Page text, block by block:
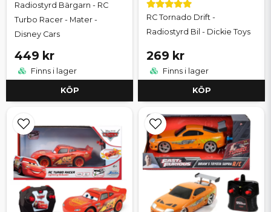
Radiostyrd Bärgarn - RC
Turbo Racer - Mater -
Disney Cars
449 kr
Finns i lager
KÖP
RC Tornado Drift -
Radiostyrd Bil - Dickie Toys
269 kr
Finns i lager
KÖP